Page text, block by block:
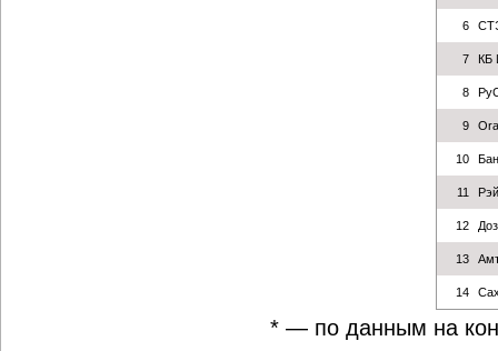
6
7 КБ
8
9
10
11
12
13
14
* — по данным на